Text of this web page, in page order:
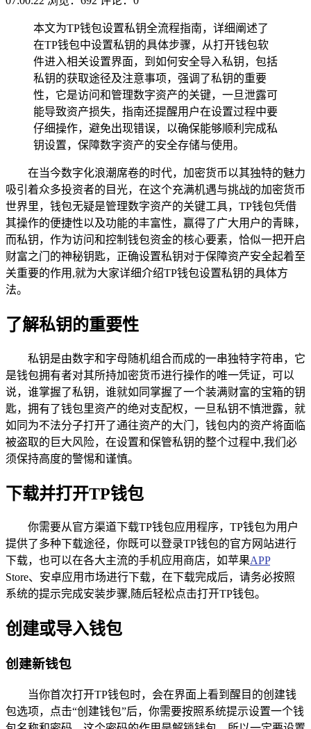
本文为TP钱包设置私钥全流程指南，详细阐述了
在TP钱包中设置私钥的具体步骤，从打开钱包软
件进入相关设置界面，到如何安全导入私钥，包括
私钥的获取途径及注意事项，强调了私钥的重要
性，它是访问和管理数字资产的关键，一旦泄露可
能导致资产损失，指南还提醒用户在设置过程中要
仔细操作，避免出现错误，以确保能够顺利完成私
钥设置，保障数字资产的安全存储与使用。
在当今数字化浪潮席卷的时代，加密货币以其独特的魅力
吸引着众多投资者的目光，在这个充满机遇与挑战的加密货币
世界里，钱包无疑是管理数字资产的关键工具，TP钱包凭借
其操作的便捷性以及功能的丰富性，赢得了广大用户的青睐，
而私钥，作为访问和控制钱包资金的核心要素，恰似一把开启
财富之门的神秘钥匙，正确设置私钥对于保障资产安全起着至
关重要的作用,就为大家详细介绍TP钱包设置私钥的具体方
法。
了解私钥的重要性
私钥是由数字和字母随机组合而成的一串独特字符串，它
是钱包拥有者对其所持加密货币进行操作的唯一凭证，可以
说，谁掌握了私钥，谁就如同掌握了一个装满财富的宝箱的钥
匙，拥有了钱包里资产的绝对支配权，一旦私钥不慎泄露，就
如同为不法分子打开了通往资产的大门，钱包内的资产将面临
被盗取的巨大风险，在设置和保管私钥的整个过程中,我们必
须保持高度的警惕和谨慎。
下载并打开TP钱包
你需要从官方渠道下载TP钱包应用程序，TP钱包为用户
提供了多种下载途径，你既可以登录TP钱包的官方网站进行
下载，也可以在各大主流的手机应用商店，如苹果APP
Store、安卓应用市场进行下载，在下载完成后，请务必按照
系统的提示完成安装步骤,随后轻松点击打开TP钱包。
创建或导入钱包
创建新钱包
当你首次打开TP钱包时，会在界面上看到醒目的创建钱
包选项，点击“创建钱包”后，你需要按照系统提示设置一个钱